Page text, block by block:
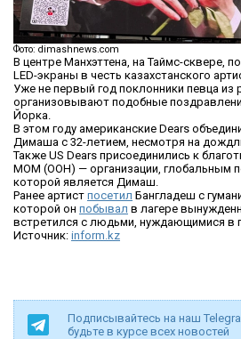
Фото: dimashnews.com
В центре Манхэттена, на Таймс-сквере,
LED-экраны в честь казахстанского
Уже не первый год поклонники певца из
организовывают подобные
Йорка.
В этом году американские Dears
Димаша с 32-летием, несмотря на
Также US Dears присоединились к
МОМ (ООН) — организации, глобальным
которой является Димаш.
Ранее артист посетил Бангладеш с
которой он побывал в лагере
встретился с людьми, нуждающимися в
Источник: inform.kz
Подписывайтесь на наш
будьте в курсе всех новостей